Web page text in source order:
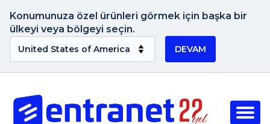
Konumunuza özel ürünleri görmek için başka bir
ülkeyi veya bölgeyi seçin.
DEVAM